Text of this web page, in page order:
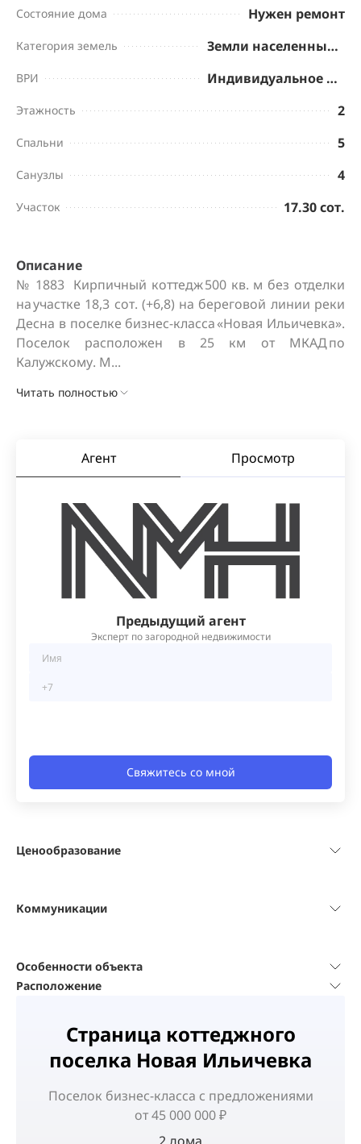
Состояние дома Нужен ремонт
Категория земель Земли населенных пунктов
ВРИ Индивидуальное жилищное строительство
Этажность 2
Спальни 5
Санузлы 4
Участок 17.30 сот.
Описание
№ 1883  Кирпичный коттедж 500 кв. м без отделки
на участке 18,3 сот. (+6,8) на береговой линии реки
Десна в поселке бизнес-класса «Новая Ильичевка».
Поселок расположен в 25 км от МКАД по
Калужскому. М...
Читать полностью
Ценообразование
Коммуникации
Особенности объекта
Агент Просмотр
Предыдущий агент
Эксперт по загородной недвижимости
Свяжитесь со мной
Расположение
Страница коттеджного
поселка Новая Ильичевка
Поселок бизнес-класса с предложениями
от 45 000 000 ₽